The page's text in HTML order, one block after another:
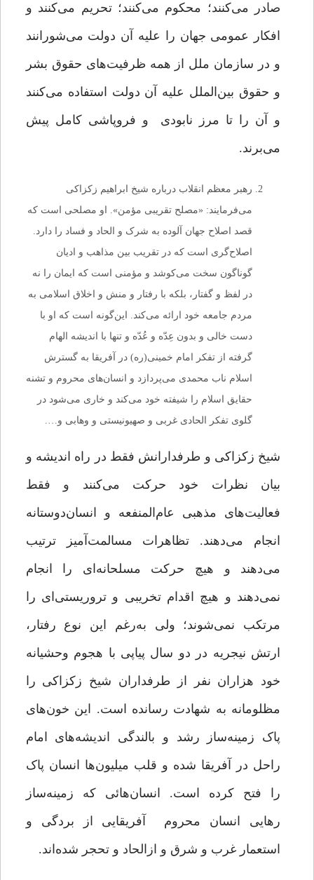
صادر می‌کنند؛ محکوم می‌کنند؛ تحریم می‌کنند و
افکار عمومی جهان را علیه آن دولت می‌شورانند
و در سازمان ملل از همه ظرفیت‌های حقوق بشر
و حقوق بین‌الملل علیه آن دولت استفاده می‌کنند
و آن را تا مرز نابودی و فروپاشی کامل پیش
می‌برند.
رهبر معظم انقلاب درباره شیخ ابراهیم زکزاکی
می‌‌فرمایند: «مصلح تقریبی مؤمن». او مصلحی است که
قصد اصلاح جهان آلوده به شرک و الحاد و فساد را دارد.
اصلاح‌گری است که در تقریب بین مذاهب و ادیان
گوناگون سخت می‌کوشد و مؤمنی است که ایمان را نه
در لفظ و گفتار، بلکه با رفتار و منش و اخلاق اسلامی به
مردم جامعه خود ارائه می‌کند. این‌گونه است که او با
دست خالی و بدون عِدّه و عُدّه و تنها با اندیشه الهام
گرفته از تفکر امام خمینی(ره) در آفریقا به گسترش
اسلام ناب محمدی می‌پردازد و انسان‌های محروم و تشنه
حقایق اسلام را شیفته خود می‌کند و خاری می‌شود در
گلوی تفکر الحادی غربی و صهیونیستی و وهابی و….
شیخ زکزاکی و طرفدارانش فقط در راه اندیشه و
بیان نظرات خود حرکت می‌کنند و فقط
فعالیت‌های مذهبی عام‌المنفعه و انسان‌دوستانه
انجام می‌دهند. تظاهرات مسالمت‌آمیز ترتیب
می‌دهند و هیچ حرکت مسلحانه‌ای را انجام
نمی‌دهند و هیچ اقدام تخریبی و تروریستی‌ای را
مرتکب نمی‌شوند؛ ولی به‌رغم این نوع رفتار،
ارتش نیجریه در دو سال پیاپی با هجوم وحشیانه
خود هزاران نفر از طرفداران شیخ زکزاکی را
مظلومانه به شهادت رسانده است. این خون‌های
پاک زمینه‌ساز رشد و بالندگی اندیشه‌های امام
راحل در آفریقا ‌شده و قلب‌ میلیون‌ها انسان پاک
را فتح کرده است. انسان‌هائی که زمینه‌ساز
رهایی انسان محروم آفریقایی از بردگی و
استعمار غرب و شرق و ازالحاد و تحجر شده‌اند.